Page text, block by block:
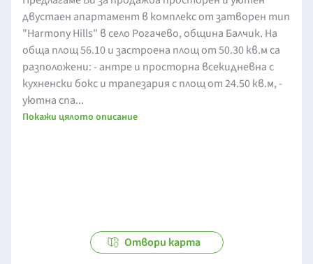
двустаен апартамент в комплекс от затворен тип
"Harmony Hills" в село Рогачево, община Балчик. На
обща площ 56.10 и застроена площ от 50.30 кв.м са
разположени: - антре и просторна всекидневна с
кухненски бокс и трапезария с площ от 24.50 кв.м, -
уютна спа...
Покажи цялото описание
Отвори карта